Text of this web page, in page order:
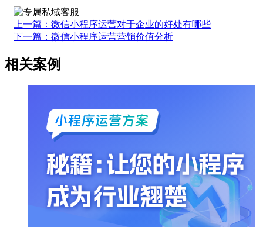
上一篇：微信小程序运营对于企业的好处有哪些
下一篇：微信小程序运营营销价值分析
相关案例